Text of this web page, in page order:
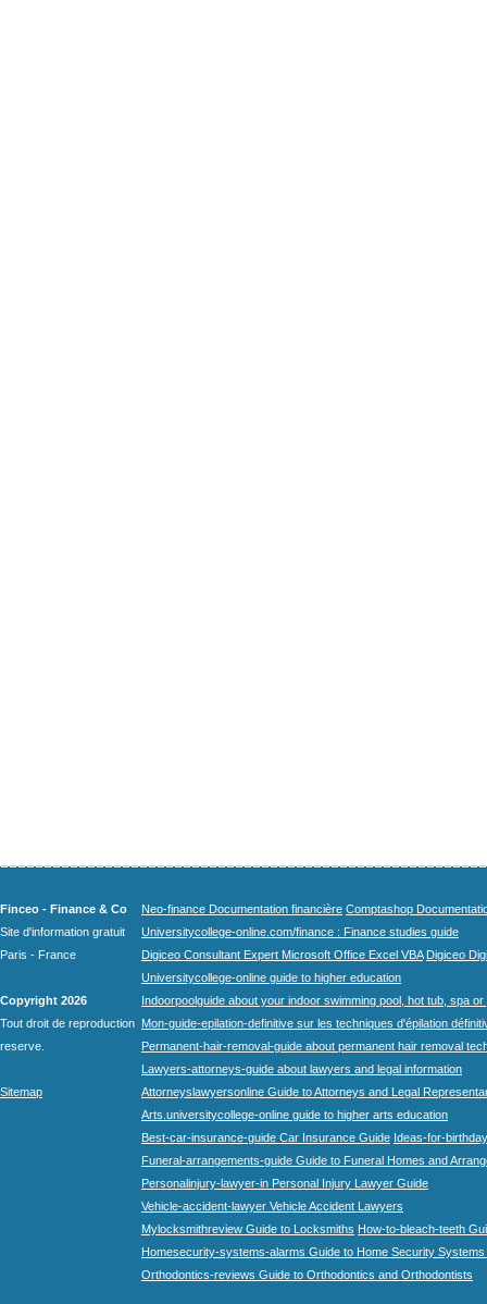
Finceo - Finance & Co
Site d'information gratuit
Paris - France
Copyright 2026
Tout droit de reproduction
reserve.
Sitemap
Neo-finance Documentation financière Comptashop
Universitycollege-online.com/finance : Finance studies guide
Digiceo Consultant Expert Microsoft Office Excel VBA Digiceo
Universitycollege-online guide to higher education
Indoorpoolguide about your indoor swimming pool, hot tub, spa
Mon-guide-epilation-definitive sur les techniques d'épilation
Permanent-hair-removal-guide about permanent hair removal
Lawyers-attorneys-guide about lawyers and legal information
Attorneyslawyersonline Guide to Attorneys and Legal
Arts.universitycollege-online guide to higher arts education
Best-car-insurance-guide Car Insurance Guide Ideas-for-
Funeral-arrangements-guide Guide to Funeral Homes and
Personalinjury-lawyer-in Personal Injury Lawyer Guide
Vehicle-accident-lawyer Vehicle Accident Lawyers
Mylocksmithreview Guide to Locksmiths How-to-bleach-teeth
Homesecurity-systems-alarms Guide to Home Security Systems
Orthodontics-reviews Guide to Orthodontics and Orthodontists